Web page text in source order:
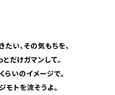
たい、その気もちを、
とだけガマンして。
らいのイメージで。
モトを流そうよ。